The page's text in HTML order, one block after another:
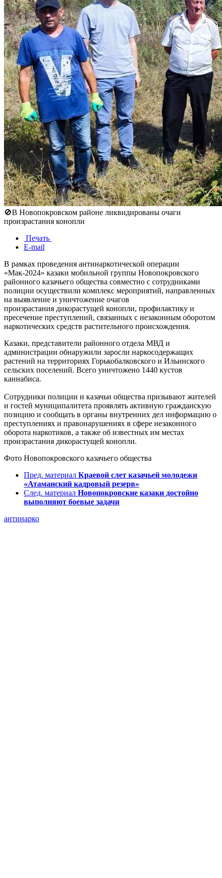
🚫В Новопокровском районе ликвидированы очаги
произрастания конопли
Печать
E-mail
В рамках проведения антинаркотической операции
«Мак-2024» казаки мобильной группы Новопокровского
районного казачьего общества совместно с сотрудниками
полиции осуществили комплекс мероприятий, направленных
на выявление и уничтожение очагов
произрастания дикорастущей конопли, профилактику и
пресечение преступлений, связанных с незаконным оборотом
наркотических средств растительного происхождения.
Казаки, представители районного отдела МВД и
администрации обнаружили заросли наркосодержащих
растений на территориях Горькобалковского и Ильинского
сельских поселений. Всего уничтожено 1440 кустов
каннабиса.
Сотрудники полиции и казачьи общества призывают жителей
и гостей муниципалитета проявлять активную гражданскую
позицию и сообщать в органы внутренних дел информацию о
преступлениях и правонарушениях в сфере незаконного
оборота наркотиков, а также об известных им местах
произрастания дикорастущей конопли.
Фото Новопокровского казачьего общества
Пред. материал Краевой слет казачьей молодежи
«Атаманский кадровый резерв»
След. материал Новопокровские казаки достойно
выполняют боевые задачи
антинарко